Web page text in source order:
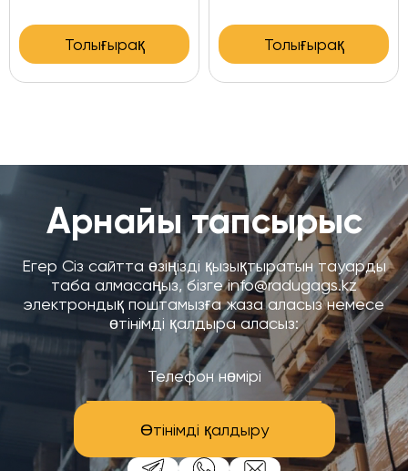
Толығырақ Толығырақ
Арнайы тапсырыс
Егер Сіз сайтта өзіңізді қызықтыратын тауарды
таба алмасаңыз, бізге info@radugags.kz
электрондық поштамызға жаза аласыз немесе
өтінімді қалдыра аласыз:
Өтінімді қалдыру